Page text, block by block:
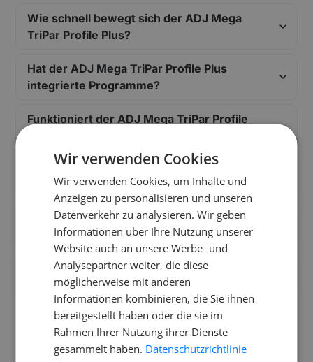
Wie schnell bewegt sich der ADJ Mega
TriPar Profile Plus?
Hat der ADJ Mega TriPar Profile Plus
integrierte Programme?
Funktioniert der ADJ Mega TriPar Profile
Brauche ich DMX-Kenntnisse für den ADJ
Mega TriPar Profile Plus?
Was kostet der ADJ Mega TriPar Profile
Plus im Set?
Mit welchen Kabeln kommt der ADJ Mega
TriPar Profile Plus?
Standorte
Wir verwenden Cookies
Wir verwenden Cookies, um Inhalte und
Anzeigen zu personalisieren und unseren
Datenverkehr zu analysieren. Wir geben
Informationen über Ihre Nutzung unserer
Website auch an unsere Werbe- und
Analysepartner weiter, die diese
möglicherweise mit anderen
Informationen kombinieren, die Sie ihnen
bereitgestellt haben oder die sie im
Rahmen Ihrer Nutzung ihrer Dienste
gesammelt haben. Datenschutzrichtlinie